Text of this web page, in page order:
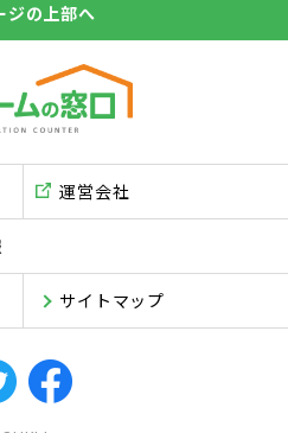
ジの上部へ
サイトマップ
運営会社